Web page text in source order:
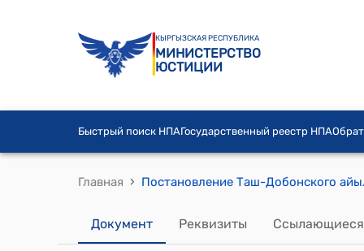
КЫРГЫЗСКАЯ РЕСПУБЛИКА
МИНИСТЕРСТВО
ЮСТИЦИИ
Быстрый поиск НПАГосударственный реестр НПА
Главная ›
Документ Реквизиты